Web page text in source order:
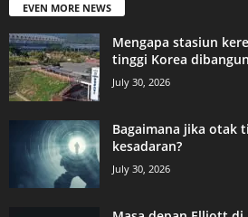
EVEN MORE NEWS
Mengapa stasiun
tinggi Korea
July 30, 2026
Bagaimana jika otak
kesadaran?
July 30, 2026